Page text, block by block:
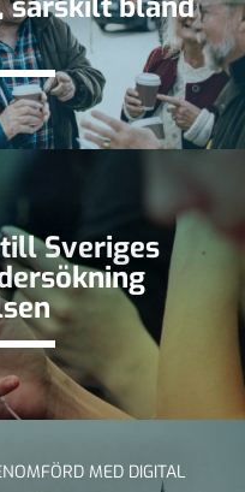
Sveriges
MED DIGITAL